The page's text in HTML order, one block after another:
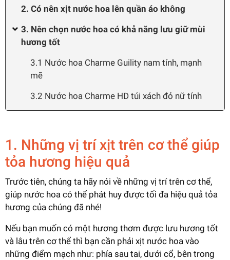
2. Có nên xịt nước hoa lên quần áo không
3. Nên chọn nước hoa có khả năng lưu giữ mùi
hương tốt
3.1 Nước hoa Charme Guility nam tính, mạnh
mẽ
3.2 Nước hoa Charme HD túi xách đỏ nữ tính
1. Những vị trí xịt trên cơ thể giúp
tỏa hương hiệu quả
Trước tiên, chúng ta hãy nói về những vị trí trên cơ thể,
giúp nước hoa có thể phát huy được tối đa hiệu quả tỏa
hương của chúng đã nhé!
Nếu bạn muốn có một hương thơm được lưu hương tốt
và lâu trên cơ thể thì bạn cần phải xịt nước hoa vào
những điểm mạch như: phía sau tai, dưới cổ, bên trong